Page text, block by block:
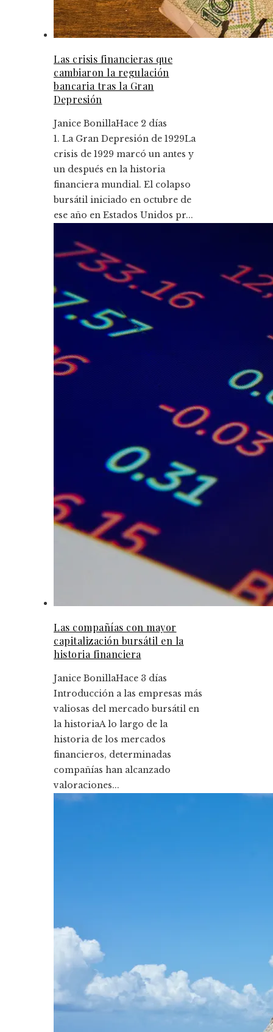
Las crisis financieras que
cambiaron la regulación
bancaria tras la Gran
Depresión
Janice BonillaHace 2 días
1. La Gran Depresión de 1929La
crisis de 1929 marcó un antes y
un después en la historia
financiera mundial. El colapso
bursátil iniciado en octubre de
ese año en Estados Unidos pr...
Las compañías con mayor
capitalización bursátil en la
historia financiera
Janice BonillaHace 3 días
Introducción a las empresas más
valiosas del mercado bursátil en
la historiaA lo largo de la
historia de los mercados
financieros, determinadas
compañías han alcanzado
valoraciones...